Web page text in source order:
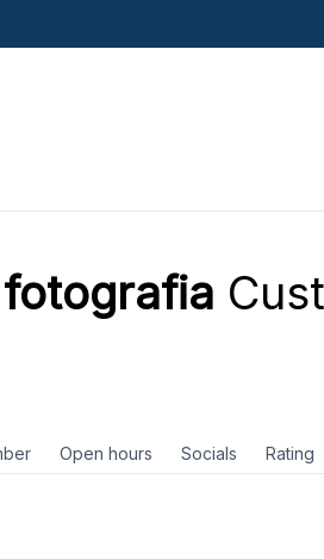
Open hours Socials Rating